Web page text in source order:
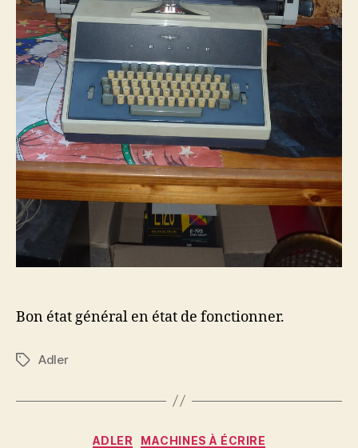
Bon état général en état de fonctionner.
Étiquettes
Adler
Catégories
ADLER
MACHINES À ÉCRIRE